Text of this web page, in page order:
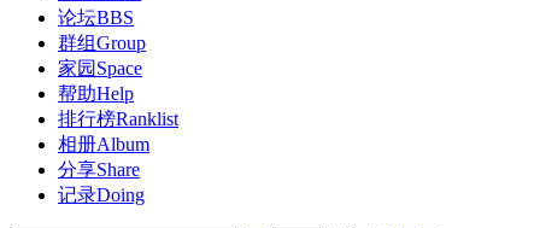
论坛BBS
群组Group
家园 Space
帮助Help
排行榜Ranklist
相册Album
分享Share
记录Doing